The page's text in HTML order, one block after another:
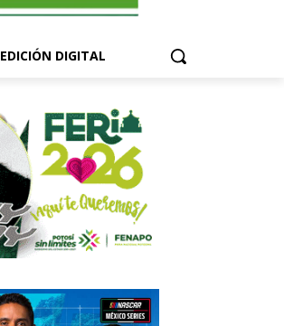
EDICIÓN DIGITAL